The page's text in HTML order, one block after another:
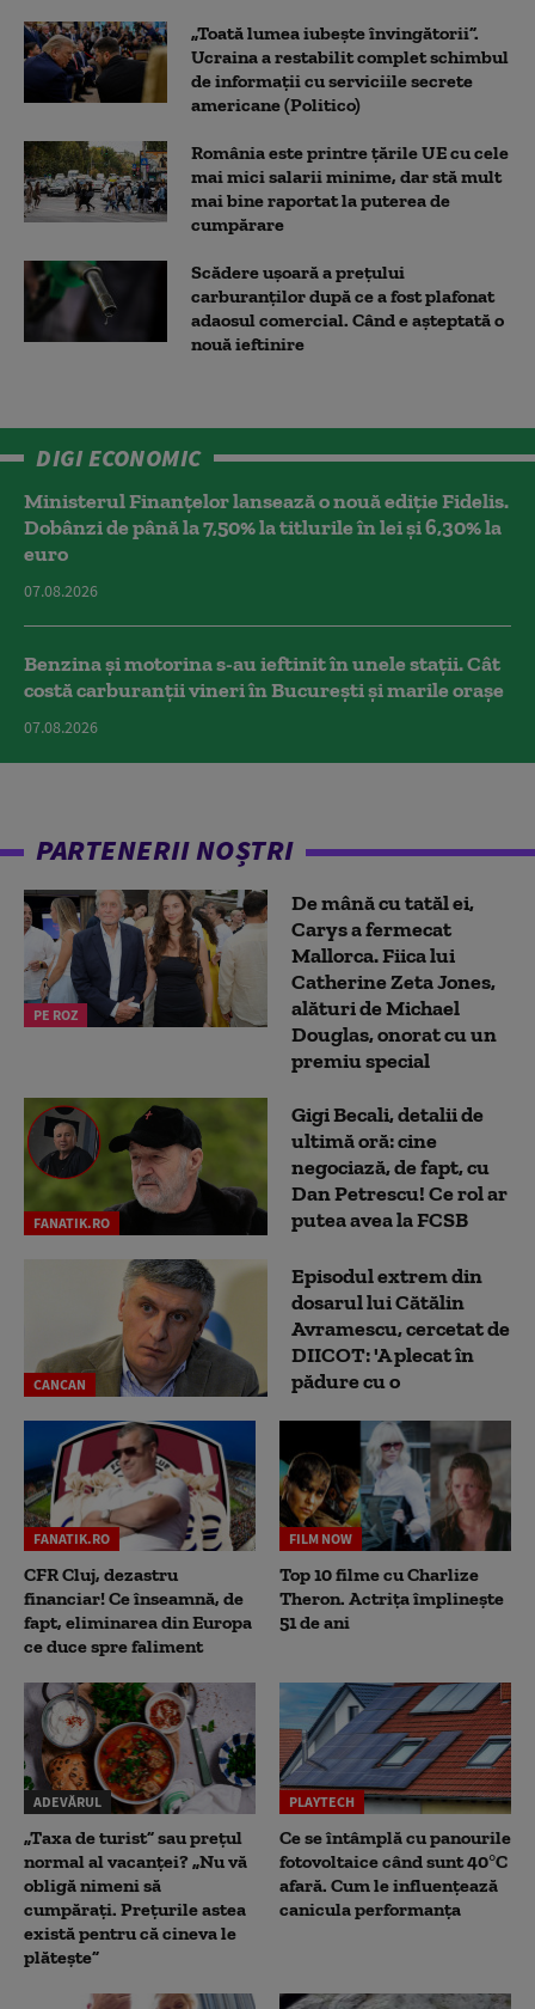
„Toată lumea iubește învingătorii”.
Ucraina a restabilit complet schimbul
de informații cu serviciile secrete
americane (Politico)
România este printre țările UE cu cele
mai mici salarii minime, dar stă mult
mai bine raportat la puterea de
cumpărare
Scădere ușoară a prețului
carburanților după ce a fost plafonat
adaosul comercial. Când e așteptată o
nouă ieftinire
DIGI ECONOMIC
Ministerul Finanțelor lansează o nouă ediție Fidelis.
Dobânzi de până la 7,50% la titlurile în lei și 6,30% la
euro
07.08.2026
Benzina și motorina s-au ieftinit în unele stații. Cât
costă carburanții vineri în București și marile orașe
07.08.2026
PARTENERII NOȘTRI
PE ROZ
De mână cu tatăl ei,
Carys a fermecat
Mallorca. Fiica lui
Catherine Zeta Jones,
alături de Michael
Douglas, onorat cu un
premiu special
FANATIK.RO
Gigi Becali, detalii de
ultimă oră: cine
negociază, de fapt, cu
Dan Petrescu! Ce rol ar
putea avea la FCSB
CANCAN
Episodul extrem din
dosarul lui Cătălin
Avramescu, cercetat de
DIICOT: 'A plecat în
pădure cu o
FANATIK.RO
CFR Cluj, dezastru
financiar! Ce înseamnă, de
fapt, eliminarea din Europa
ce duce spre faliment
FILM NOW
Top 10 filme cu Charlize
Theron. Actrița împlinește
51 de ani
ADEVĂRUL
„Taxa de turist” sau prețul
normal al vacanței? „Nu vă
obligă nimeni să
cumpărați. Prețurile astea
există pentru că cineva le
plătește”
PLAYTECH
Ce se întâmplă cu panourile
fotovoltaice când sunt 40°C
afară. Cum le influențează
canicula performanța